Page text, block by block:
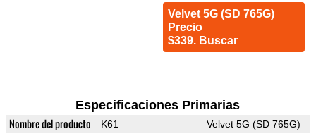
Velvet 5G (SD 765G)
Precio
$339. Buscar
Especificaciones Primarias
Nombre del producto K61 Velvet 5G (SD 765G)